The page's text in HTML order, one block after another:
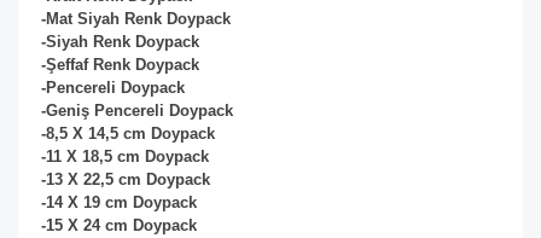
-Mat Siyah Renk Doypack
-Siyah Renk Doypack
-Şeffaf Renk Doypack
-Pencereli Doypack
-Geniş Pencereli Doypack
-8,5 X 14,5 cm Doypack
-11 X 18,5 cm Doypack
-13 X 22,5 cm Doypack
-14 X 19 cm Doypack
-15 X 24 cm Doypack